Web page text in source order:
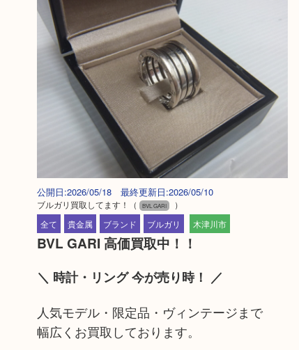
公開日:2026/05/18 最終更新日:2026/05/10
ブルガリ買取してます！ （ BVL GARI
）
全て
貴金属 ブランド ブルガリ 木津川市
BVL GARI 高価買取中！！
＼ 時計・リング 今が売り時！ ／
人気モデル・限定品・ヴィンテージまで
幅広くお買取しております。